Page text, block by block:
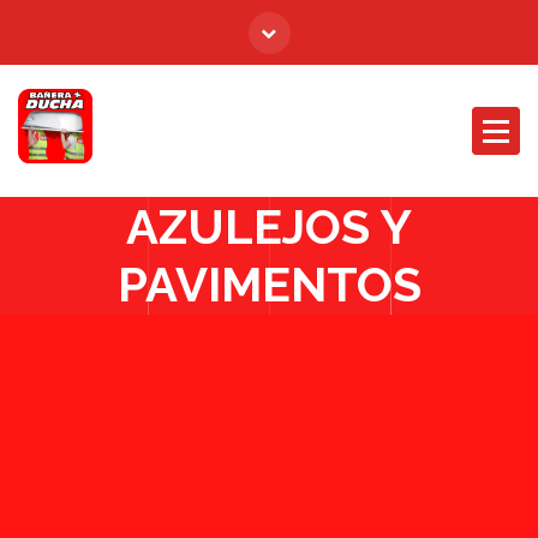
AZULEJOS Y
PAVIMENTOS